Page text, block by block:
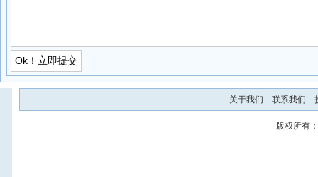
关于我们 联系我们
版权所有：